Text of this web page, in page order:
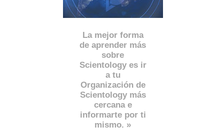
La mejor forma
de aprender más
sobre
Scientology es ir
a tu
Organización de
Scientology más
cercana e
informarte por ti
mismo. »